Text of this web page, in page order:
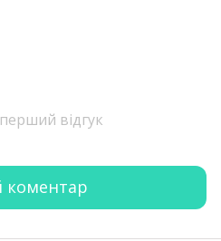
відгук
коментар